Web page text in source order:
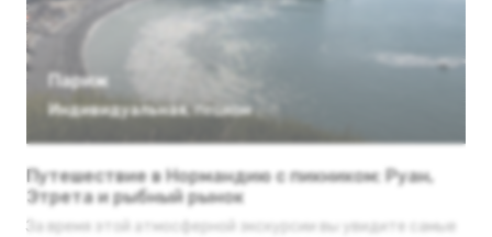
Париж
Индивидуальная пешком
Путешествие в Нормандию с пикником: Руан,
Этрета и рыбный рынок
За время этой атмосферной экскурсии вы увидите самые